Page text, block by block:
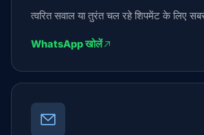
त्वरित सवाल या तुरंत चल रहे शिपमेंट के लिए
WhatsApp खोलें